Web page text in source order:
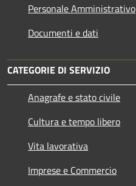
Personale Amministrativo
Documenti e dati
CATEGORIE DI SERVIZIO
Anagrafe e stato civile
Cultura e tempo libero
Vita lavorativa
Imprese e Commercio